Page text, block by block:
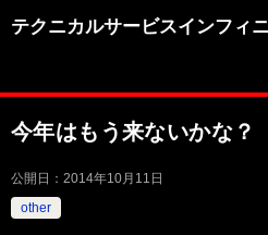
テクニカルサービスインフィ
今年はもう来ないかな？
公開日： 2014年10月11日
other